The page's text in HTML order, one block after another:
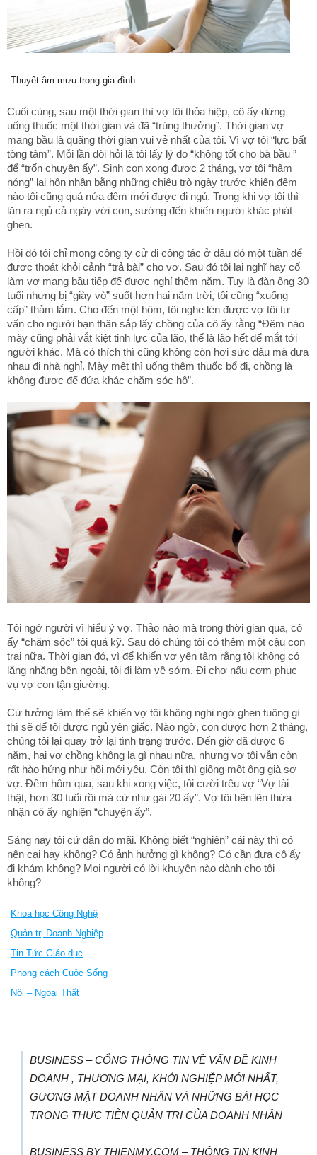
Thuyết âm mưu trong gia đình…
Cuối cùng, sau một thời gian thì vợ tôi thỏa hiệp, cô ấy dừng
uống thuốc một thời gian và đã “trúng thưởng”. Thời gian vợ
mang bầu là quãng thời gian vui vẻ nhất của tôi. Vì vợ tôi “lực bất
tòng tâm”. Mỗi lần đòi hỏi là tôi lấy lý do “không tốt cho bà bầu ”
để “trốn chuyện ấy”. Sinh con xong được 2 tháng, vợ tôi “hâm
nóng” lại hôn nhân bằng những chiêu trò ngày trước khiến đêm
nào tôi cũng quá nửa đêm mới được đi ngủ. Trong khi vợ tôi thì
lăn ra ngủ cả ngày với con, sướng đến khiến người khác phát
ghen.
Hồi đó tôi chỉ mong công ty cử đi công tác ở đâu đó một tuần để
được thoát khỏi cảnh “trả bài” cho vợ. Sau đó tôi lại nghĩ hay cố
làm vợ mang bầu tiếp để được nghỉ thêm năm. Tuy là đàn ông 30
tuổi nhưng bị “giày vò” suốt hơn hai năm trời, tôi cũng “xuống
cấp” thảm lắm. Cho đến một hôm, tôi nghe lén được vợ tôi tư
vấn cho người bạn thân sắp lấy chồng của cô ấy rằng “Đêm nào
mày cũng phải vắt kiệt tinh lực của lão, thế là lão hết để mắt tới
người khác. Mà có thích thì cũng không còn hơi sức đâu mà đưa
nhau đi nhà nghỉ. Mày mệt thì uống thêm thuốc bổ đi, chồng là
không được để đứa khác chăm sóc hộ”.
Tôi ngớ người vì hiểu ý vợ. Thảo nào mà trong thời gian qua, cô
ấy “chăm sóc” tôi quá kỹ. Sau đó chúng tôi có thêm một cậu con
trai nữa. Thời gian đó, vì để khiến vợ yên tâm rằng tôi không có
lăng nhăng bên ngoài, tôi đi làm về sớm. Đi chợ nấu cơm phục
vụ vợ con tận giường.
Cứ tưởng làm thế sẽ khiến vợ tôi không nghi ngờ ghen tuông gì
thì sẽ để tôi được ngủ yên giấc. Nào ngờ, con được hơn 2 tháng,
chúng tôi lại quay trở lại tình trạng trước. Đến giờ đã được 6
năm, hai vợ chồng không lạ gì nhau nữa, nhưng vợ tôi vẫn còn
rất hào hứng như hồi mới yêu. Còn tôi thì giống một ông già sợ
vợ. Đêm hôm qua, sau khi xong việc, tôi cười trêu vợ “Vợ tài
thật, hơn 30 tuổi rồi mà cứ như gái 20 ấy”. Vợ tôi bẽn lẽn thừa
nhận cô ấy nghiện “chuyện ấy”.
Sáng nay tôi cứ đắn đo mãi. Không biết “nghiện” cái này thì có
nên cai hay không? Có ảnh hưởng gì không? Có cần đưa cô ấy
đi khám không? Mọi người có lời khuyên nào dành cho tôi
không?
Khoa học Công Nghệ
Quản trị Doanh Nghiệp
Tin Tức Giáo dục
Phong cách Cuộc Sống
Nội – Ngoại Thất
BUSINESS – CỔNG THÔNG TIN VỀ VẤN ĐỀ KINH
DOANH , THƯƠNG MẠI, KHỞI NGHIỆP MỚI NHẤT,
GƯƠNG MẶT DOANH NHÂN VÀ NHỮNG BÀI HỌC
TRONG THỰC TIỄN QUẢN TRỊ CỦA DOANH NHÂN
BUSINESS BY THIENMY.COM – THÔNG TIN KINH